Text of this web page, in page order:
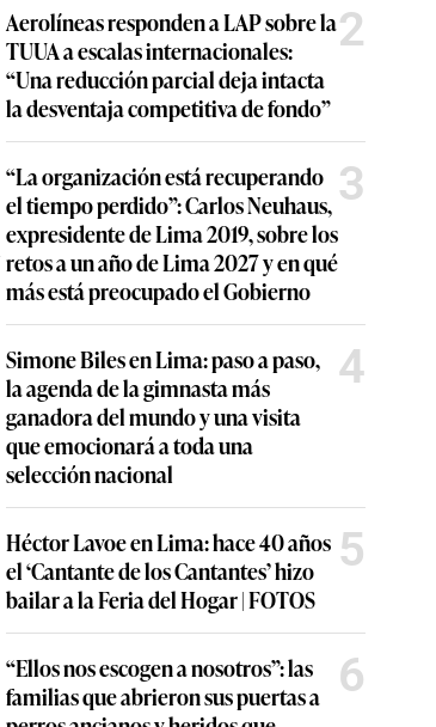
Aerolíneas responden a LAP sobre la
TUUA a escalas internacionales:
“Una reducción parcial deja intacta
la desventaja competitiva de fondo”
2
“La organización está recuperando
el tiempo perdido”: Carlos Neuhaus,
expresidente de Lima 2019, sobre los
retos a un año de Lima 2027 y en qué
más está preocupado el Gobierno
3
Simone Biles en Lima: paso a paso,
la agenda de la gimnasta más
ganadora del mundo y una visita
que emocionará a toda una
selección nacional
4
Héctor Lavoe en Lima: hace 40 años
el ‘Cantante de los Cantantes’ hizo
bailar a la Feria del Hogar | FOTOS
5
“Ellos nos escogen a nosotros”: las
familias que abrieron sus puertas a
6